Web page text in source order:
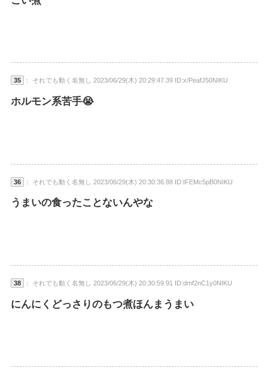
35 ： それでも動く名無し 2023/06/29(木) 20:29:47.39 ID:x/PeafJ50NIKU
ホルモン系苦手😭
36 ： それでも動く名無し 2023/06/29(木) 20:30:36.88 ID:IFEMc5pB0NIKU
うまいの食ったことないんやな
38 ： それでも動く名無し 2023/06/29(木) 20:30:59.91 ID:dmf2nC1y0NIKU
にんにくどっさりのもつ煮ほんまうまい